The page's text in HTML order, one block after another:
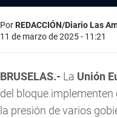
PorREDACCIÓN/Diario Las
11 de marzo de 2025 - 11:21
BRUSELAS.- La Unión
del bloque implementen
la presión de varios